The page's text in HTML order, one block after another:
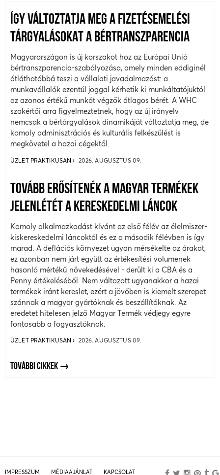
ÍGY VÁLTOZTATJA MEG A FIZETÉSEMELÉSI
TÁRGYALÁSOKAT A BÉRTRANSZPARENCIA
Magyarországon is új korszakot hoz az Európai Unió
bértranszparencia-szabályozása, amely minden eddiginél
átláthatóbbá teszi a vállalati javadalmazást: a
munkavállalók ezentúl joggal kérhetik ki munkáltatójuktól
az azonos értékű munkát végzők átlagos bérét. A WHC
szakértői arra figyelmeztetnek, hogy az új irányelv
nemcsak a bértárgyalások dinamikáját változtatja meg, de
komoly adminisztrációs és kulturális felkészülést is
megkövetel a hazai cégektől.
ÜZLET PRAKTIKUSAN 2026. AUGUSZTUS 09.
TOVÁBB ERŐSÍTENÉK A MAGYAR TERMÉKEK
JELENLÉTÉT A KERESKEDELMI LÁNCOK
Komoly alkalmazkodást kívánt az első félév az élelmiszer-
kiskereskedelmi láncoktól és ez a második félévben is így
marad. A deflációs környezet ugyan mérsékelte az árakat,
ez azonban nem járt együtt az értékesítési volumenek
hasonló mértékű növekedésével - derült ki a CBA és a
Penny értékeléséből. Nem változott ugyanakkor a hazai
termékek iránt kereslet, ezért a jövőben is kiemelt szerepet
szánnak a magyar gyártóknak és beszállítóknak. Az
eredetet hitelesen jelző Magyar Termék védjegy egyre
fontosabb a fogyasztóknak.
ÜZLET PRAKTIKUSAN 2026. AUGUSZTUS 09.
TOVÁBBI CIKKEK
IMPRESSZUM MÉDIAAJÁNLAT KAPCSOLAT